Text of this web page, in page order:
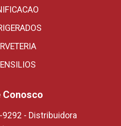
Conosco
9292 - Distribuidora